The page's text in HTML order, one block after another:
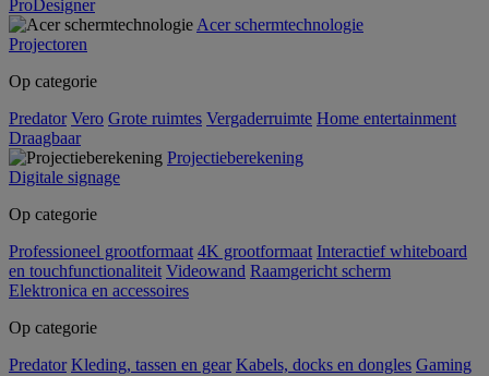
ProDesigner
Acer schermtechnologie
Projectoren
Op categorie
Predator Vero Grote ruimtes Vergaderruimte Home entertainment
Draagbaar
Projectieberekening
Digitale signage
Op categorie
Professioneel grootformaat 4K grootformaat Interactief whiteboard
en touchfunctionaliteit Videowand Raamgericht scherm
Elektronica en accessoires
Op categorie
Predator Kleding, tassen en gear Kabels, docks en dongles Gaming